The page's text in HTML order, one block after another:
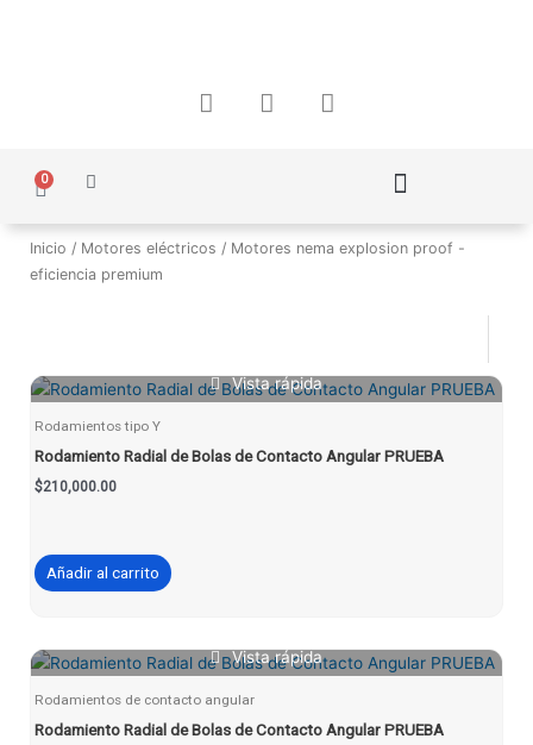
F
a
o
I
n
r
W
h
p
0
Carrito
Inicio / Motores eléctricos / Motores nema explosion proof -
eficiencia premium
Vista rápida
Rodamientos tipo Y
Rodamiento Radial de Bolas de Contacto Angular PRUEBA
$210,000.00
Añadir al carrito
Vista rápida
Rodamientos de contacto angular
Rodamiento Radial de Bolas de Contacto Angular PRUEBA